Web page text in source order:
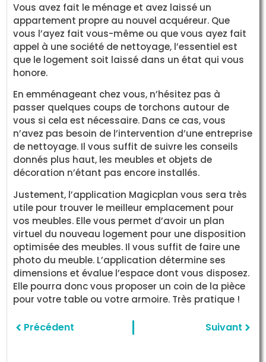
Vous avez fait le ménage et avez laissé un
appartement propre au nouvel acquéreur. Que
vous l’ayez fait vous-même ou que vous ayez fait
appel à une société de nettoyage, l’essentiel est
que le logement soit laissé dans un état qui vous
honore.
En emménageant chez vous, n’hésitez pas à
passer quelques coups de torchons autour de
vous si cela est nécessaire. Dans ce cas, vous
n’avez pas besoin de l’intervention d’une entreprise
de nettoyage. Il vous suffit de suivre les conseils
donnés plus haut, les meubles et objets de
décoration n’étant pas encore installés.
Justement, l’application Magicplan vous sera très
utile pour trouver le meilleur emplacement pour
vos meubles. Elle vous permet d’avoir un plan
virtuel du nouveau logement pour une disposition
optimisée des meubles. Il vous suffit de faire une
photo du meuble. L’application détermine ses
dimensions et évalue l’espace dont vous disposez.
Elle pourra donc vous proposer un coin de la pièce
pour votre table ou votre armoire. Très pratique !
Précédent Suivant